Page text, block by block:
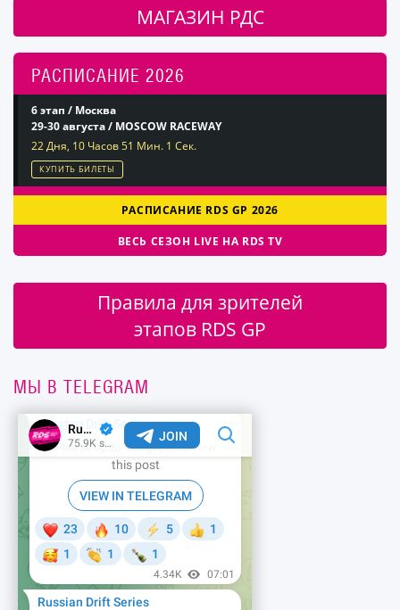
МАГАЗИН РДС
РАСПИСАНИЕ 2026
6 этап / Москва
29-30 августа / MOSCOW RACEWAY
22 Дня, 10 Часов 51 Мин. 1 Сек.
КУПИТЬ БИЛЕТЫ
РАСПИСАНИЕ RDS GP 2026
ВЕСЬ СЕЗОН LIVE НА RDS TV
Правила для зрителей
этапов RDS GP
МЫ В TELEGRAM